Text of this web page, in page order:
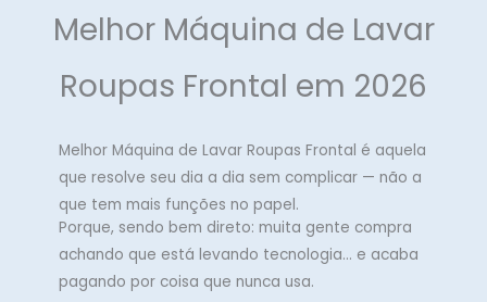
Melhor Máquina de Lavar
Roupas Frontal em 2026
Melhor Máquina de Lavar Roupas Frontal é aquela
que resolve seu dia a dia sem complicar — não a
que tem mais funções no papel.
Porque, sendo bem direto: muita gente compra
achando que está levando tecnologia… e acaba
pagando por coisa que nunca usa.